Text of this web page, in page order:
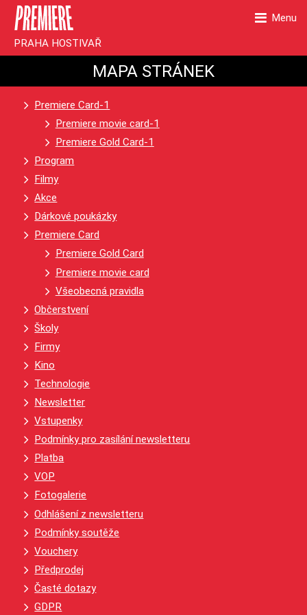
Menu
PRAHA HOSTIVAŘ
MAPA STRÁNEK
Premiere Card-1
Premiere movie card-1
Premiere Gold Card-1
Program
Filmy
Akce
Dárkové poukázky
Premiere Card
Premiere Gold Card
Premiere movie card
Všeobecná pravidla
Občerstvení
Školy
Firmy
Kino
Technologie
Newsletter
Vstupenky
Podmínky pro zasílání newsletteru
Platba
VOP
Fotogalerie
Odhlášení z newsletteru
Podmínky soutěže
Vouchery
Předprodej
Časté dotazy
GDPR